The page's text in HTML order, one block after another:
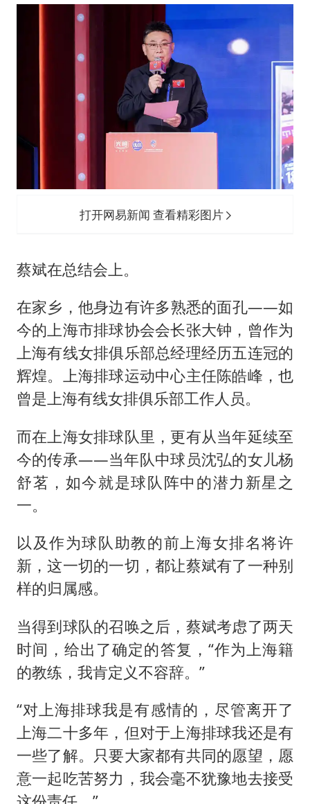
打开网易新闻 查看精彩图片
蔡斌在总结会上。
在家乡，他身边有许多熟悉的面孔——如
今的上海市排球协会会长张大钟，曾作为
上海有线女排俱乐部总经理经历五连冠的
辉煌。上海排球运动中心主任陈皓峰，也
曾是上海有线女排俱乐部工作人员。
而在上海女排球队里，更有从当年延续至
今的传承——当年队中球员沈弘的女儿杨
舒茗，如今就是球队阵中的潜力新星之
一。
以及作为球队助教的前上海女排名将许
新，这一切的一切，都让蔡斌有了一种别
样的归属感。
当得到球队的召唤之后，蔡斌考虑了两天
时间，给出了确定的答复，“作为上海籍
的教练，我肯定义不容辞。”
“对上海排球我是有感情的，尽管离开了
上海二十多年，但对于上海排球我还是有
一些了解。只要大家都有共同的愿望，愿
意一起吃苦努力，我会毫不犹豫地去接受